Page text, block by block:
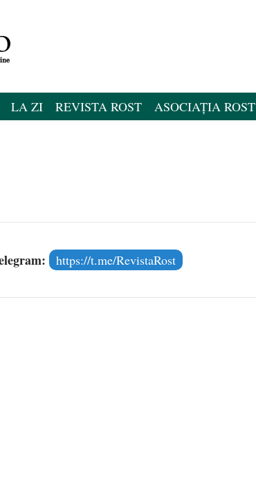
LA ZI REVISTA ROST ASOCIAȚIA ROST
https://t.me/RevistaRost